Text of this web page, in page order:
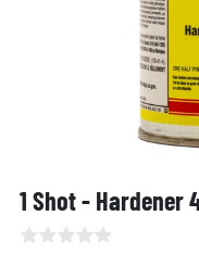
1 Shot - Hardener